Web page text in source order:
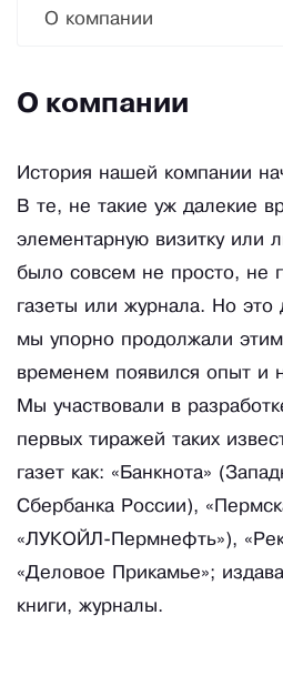
О компании
О компании
История нашей компании
В те, не такие уж далекие
элементарную визитку или
было совсем не просто, не
газеты или журнала. Но это
мы упорно продолжали
временем появился опыт и
Мы участвовали в
первых тиражей таких
газет как: «Банкнота»
Сбербанка России),
«ЛУКОЙЛ-Пермнефть»),
«Деловое Прикамье»;
книги, журналы.